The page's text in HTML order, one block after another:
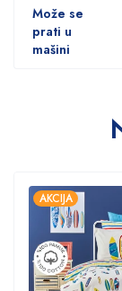
Može se
prati u
mašini
AKCIJA